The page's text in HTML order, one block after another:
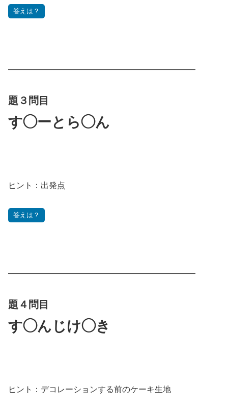
答えは？
———————————————————————
題３問目
す◯ーとら◯ん
ヒント：出発点
答えは？
———————————————————————
題４問目
す◯んじけ◯き
ヒント：デコレーションする前のケーキ生地